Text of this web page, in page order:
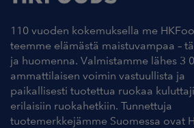
110 vuoden kokemuksella me
teemme elämästä maistuvampaa –
ja huomenna. Valmistamme lähes 3
ammattilaisen voimin vastuullista ja
paikallisesti tuotettua ruokaa
erilaisiin ruokahetkiin. Tunnettuja
tuotemerkkejämme Suomessa ovat